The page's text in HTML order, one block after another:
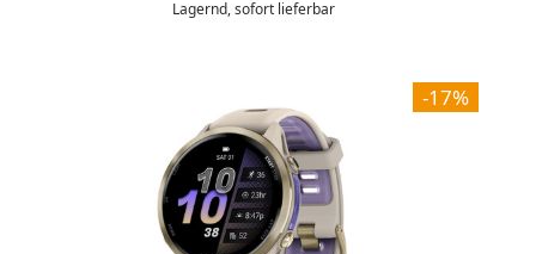
Lagernd, sofort lieferbar
-17%